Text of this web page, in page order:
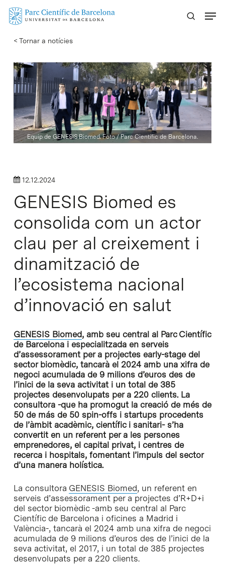
Skip
content
< Tornar a notícies
Equip de GENESIS Biomed. Foto / Parc Científic de Barcelona.
12.12.2024
GENESIS Biomed es
consolida com un actor
clau per al creixement i
dinamització de
l’ecosistema nacional
d’innovació en salut
GENESIS Biomed, amb seu central al Parc Científic
de Barcelona i especialitzada en serveis
d’assessorament per a projectes early-stage del
sector biomèdic, tancarà el 2024 amb una xifra de
negoci acumulada de 9 milions d’euros des de
l’inici de la seva activitat i un total de 385
projectes desenvolupats per a 220 clients. La
consultora -que ha promogut la creació de més de
50 de más de 50 spin-offs i startups procedents
de l’àmbit acadèmic, científic i sanitari- s’ha
convertit en un referent per a les persones
emprenedores, el capital privat, i centres de
recerca i hospitals, fomentant l’impuls del sector
d’una manera holística.
La consultora GENESIS Biomed, un referent en
serveis d’assessorament per a projectes d’R+D+i
del sector biomèdic -amb seu central al Parc
Científic de Barcelona i oficines a Madrid i
València-, tancarà el 2024 amb una xifra de negoci
acumulada de 9 milions d’euros des de l’inici de la
seva activitat, el 2017, i un total de 385 projectes
desenvolupats per a 220 clients.